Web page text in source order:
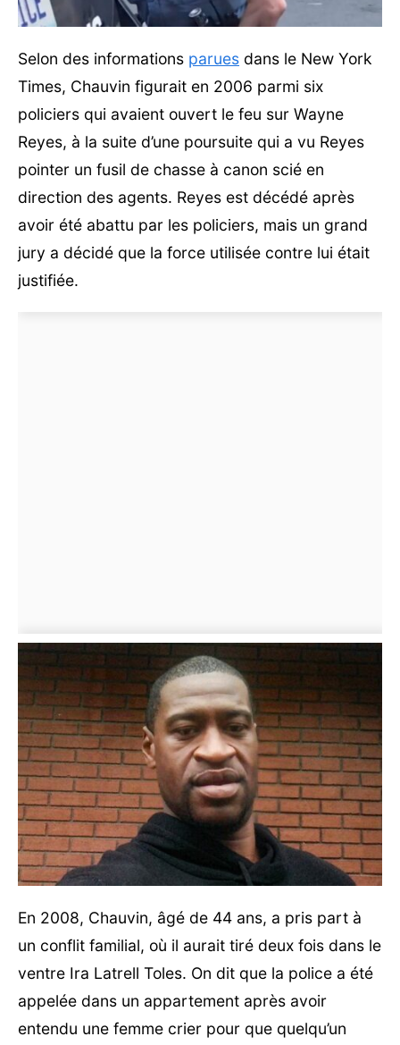
Selon des informations parues dans le New York
Times, Chauvin figurait en 2006 parmi six
policiers qui avaient ouvert le feu sur Wayne
Reyes, à la suite d’une poursuite qui a vu Reyes
pointer un fusil de chasse à canon scié en
direction des agents. Reyes est décédé après
avoir été abattu par les policiers, mais un grand
jury a décidé que la force utilisée contre lui était
justifiée.
En 2008, Chauvin, âgé de 44 ans, a pris part à
un conflit familial, où il aurait tiré deux fois dans le
ventre Ira Latrell Toles. On dit que la police a été
appelée dans un appartement après avoir
entendu une femme crier pour que quelqu’un